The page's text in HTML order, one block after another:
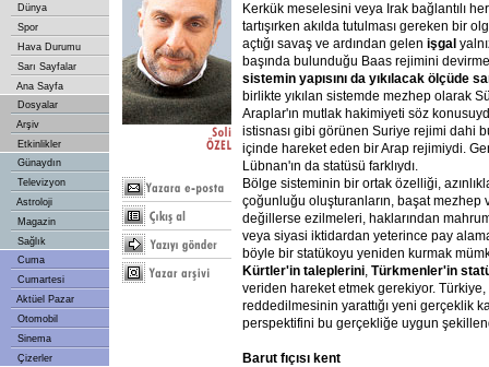
Dünya
Spor
Hava Durumu
Sarı Sayfalar
Ana Sayfa
Dosyalar
Arşiv
Etkinlikler
Günaydın
Televizyon
Astroloji
Magazin
Sağlık
Cuma
Cumartesi
Aktüel Pazar
Otomobil
Sinema
Çizerler
Kerkük meselesini veya Irak bağlantılı
tartışırken akılda tutulması gereken bir
açtığı savaş ve ardından gelen işgal
başında bulunduğu Baas rejimini
sistemin yapısını da yıkılacak ölçüde
birlikte yıkılan sistemde mezhep olarak
Araplar'ın mutlak hakimiyeti söz
istisnası gibi görünen Suriye rejimi dahi
içinde hareket eden bir Arap rejimiydi.
Lübnan'ın da statüsü farklıydı.
Bölge sisteminin bir ortak özelliği,
çoğunluğu oluşturanların, başat mezhep
değillerse ezilmeleri, haklarından
veya siyasi iktidardan yeterince pay
böyle bir statükoyu yeniden kurmak
Kürtler'in taleplerini, Türkmenler'in
veriden hareket etmek gerekiyor.
reddedilmesinin yarattığı yeni gerçeklik
perspektifini bu gerçekliğe uygun
Barut fıçısı kent